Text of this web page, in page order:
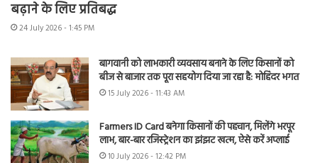
बढ़ाने के लिए प्रतिबद्ध
24 July 2026 - 1:45 PM
बागवानी को लाभकारी व्यवसाय बनाने के लिए किसानों को
बीज से बाजार तक पूरा सहयोग दिया जा रहा है: मोहिंदर भगत
15 July 2026 - 11:43 AM
Farmers ID Card बनेगा किसानों की पहचान, मिलेंगे भरपूर
लाभ, बार-बार रजिस्ट्रेशन का झंझट खत्म, ऐसे करें अप्लाई
10 July 2026 - 12:42 PM